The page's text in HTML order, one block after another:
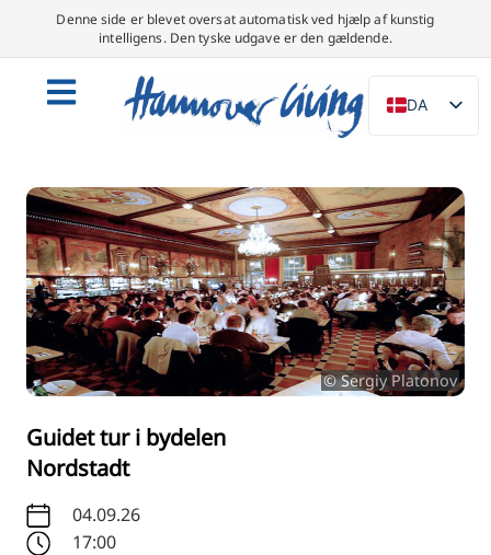
Denne side er blevet oversat automatisk ved hjælp af kunstig
intelligens. Den tyske udgave er den gældende.
DA
DE
NL
PL
ES
IT
SV
FR
© Sergiy Platonov
Guidet tur i bydelen
Nordstadt
04.09.26
17:00